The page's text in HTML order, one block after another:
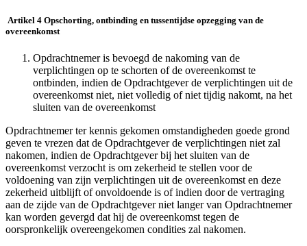
Artikel 4 Opschorting, ontbinding en tussentijdse opzegging van de
overeenkomst
Opdrachtnemer is bevoegd de nakoming van de
verplichtingen op te schorten of de overeenkomst te
ontbinden, indien de Opdrachtgever de verplichtingen uit de
overeenkomst niet, niet volledig of niet tijdig nakomt, na het
sluiten van de overeenkomst
Opdrachtnemer ter kennis gekomen omstandigheden goede grond
geven te vrezen dat de Opdrachtgever de verplichtingen niet zal
nakomen, indien de Opdrachtgever bij het sluiten van de
overeenkomst verzocht is om zekerheid te stellen voor de
voldoening van zijn verplichtingen uit de overeenkomst en deze
zekerheid uitblijft of onvoldoende is of indien door de vertraging
aan de zijde van de Opdrachtgever niet langer van Opdrachtnemer
kan worden gevergd dat hij de overeenkomst tegen de
oorspronkelijk overeengekomen condities zal nakomen.